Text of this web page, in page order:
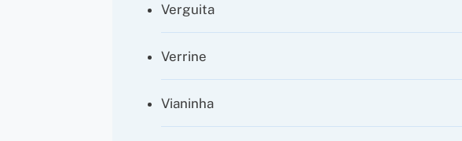
Verguita
Verrine
Vianinha